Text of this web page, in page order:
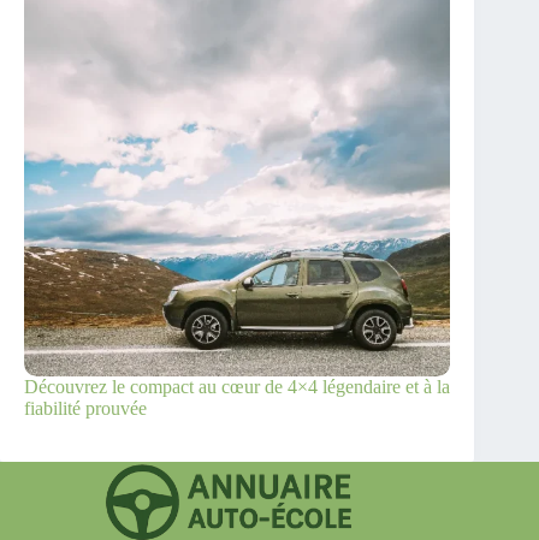
Découvrez le compact au cœur de 4×4 légendaire et à la
fiabilité prouvée